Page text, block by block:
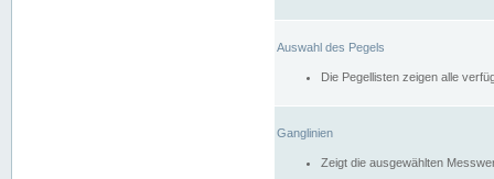
Auswahl des Pegels
Die Pegellisten zeigen alle
Ganglinien
Zeigt die ausgewählten